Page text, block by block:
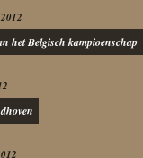
het Belgisch kampioenschap